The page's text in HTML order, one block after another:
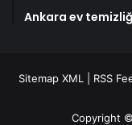
Ankara ev
Sitemap XML RSS
Copyright ©